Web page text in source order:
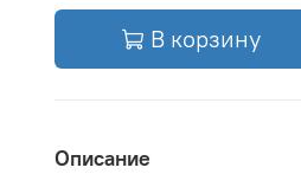
В корзину
Описание